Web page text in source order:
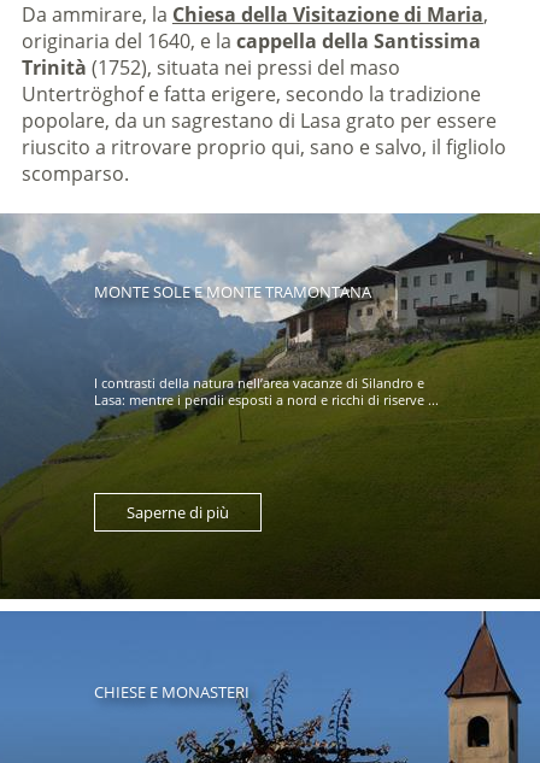
Da ammirare, la Chiesa della Visitazione di Maria,
originaria del 1640, e la cappella della Santissima
Trinità (1752), situata nei pressi del maso
Untertröghof e fatta erigere, secondo la tradizione
popolare, da un sagrestano di Lasa grato per essere
riuscito a ritrovare proprio qui, sano e salvo, il figliolo
scomparso.
MONTE SOLE E MONTE TRAMONTANA
I contrasti della natura nell’area vacanze di Silandro e
Lasa: mentre i pendii esposti a nord e ricchi di riserve ...
Saperne di più
CHIESE E MONASTERI